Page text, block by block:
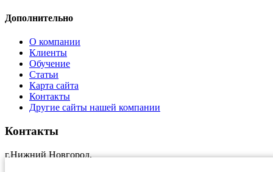
Дополнительно
О компании
Клиенты
Обучение
Статьи
Карта сайта
Контакты
Другие сайты нашей компании
Контакты
г.Нижний Новгород,